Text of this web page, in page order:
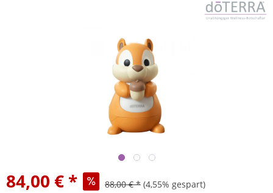
84,00 € * 88,00 € * (4,55% gespart)